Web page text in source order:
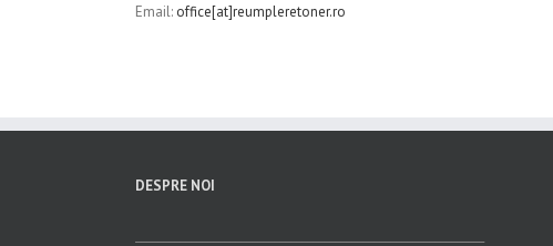
Email: office[at]reumpleretoner.ro
DESPRE NOI